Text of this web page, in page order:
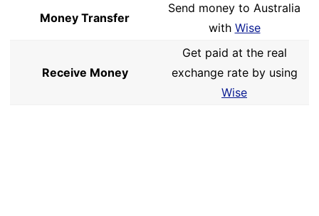
Money Transfer
Send money to Australia
with Wise
Receive Money
Get paid at the real
exchange rate by using
Wise